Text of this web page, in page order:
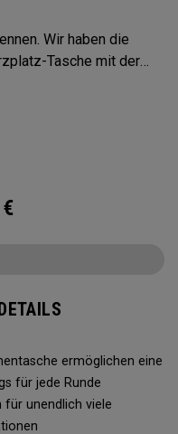
Wir haben die
Tasche mit der
– ganz ohne
die Flexibilität auf
das Tragen Ihres
entsteht. Mit
leichten Standbeinen
zu trotzen und Ihnen
zu bieten.
€
ermöglichen eine
für jede Runde
für unendlich viele